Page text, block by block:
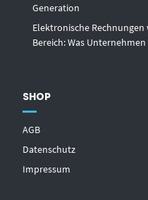
Generation
Elektronische
Bereich: Was
SHOP
AGB
Datenschutz
Impressum